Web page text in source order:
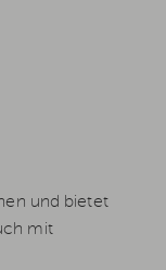
und bietet
mit